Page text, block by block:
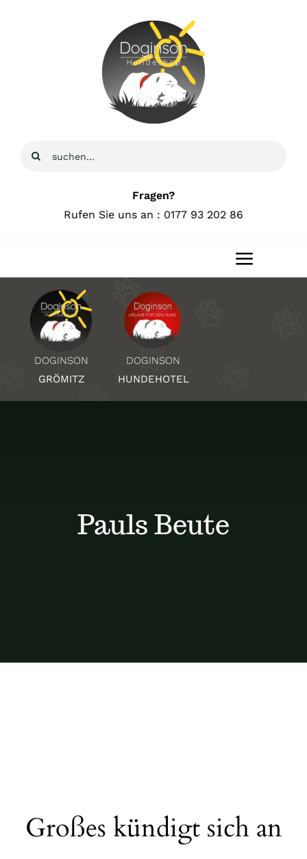
Suche
Fragen?
Rufen Sie uns an : 0177 93 202 86
Toggle
Home
Über Uns
DOGINSON
GRÖMITZ
DOGINSON
HUNDEHOTEL
Pauls Beute
Großes kündigt sich an